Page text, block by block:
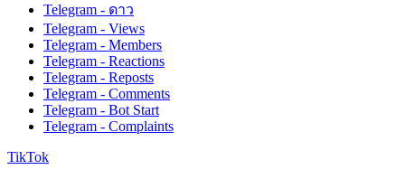
Telegram - ดาว
Telegram - Views
Telegram - Members
Telegram - Reactions
Telegram - Reposts
Telegram - Comments
Telegram - Bot Start
Telegram - Complaints
TikTok